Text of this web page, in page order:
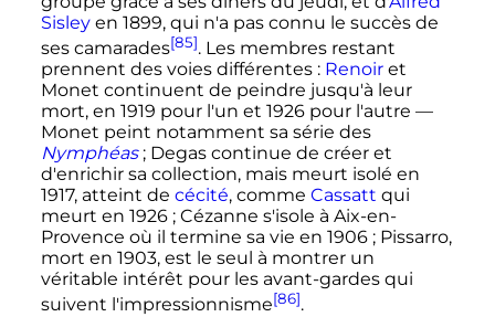
Sisleyen 1899, qui n'a pas connu le succès de
ses camarades[85]. Les membres restant
prennent des voies différentes : Renoiret
Monet continuent de peindre jusqu'à leur
mort, en 1919 pour l'un et 1926 pour l'autre —
Monet peint notamment sa série des
Nymphéas ; Degas continue de créer et
d'enrichir sa collection, mais meurt isolé en
1917, atteint de cécité, comme Cassatt qui
meurt en 1926 ; Cézanne s'isole à Aix-en-
Provence où il termine sa vie en 1906 ; Pissarro,
mort en 1903, est le seul à montrer un
véritable intérêt pour les avant-gardes qui
suivent l'impressionnisme[86].